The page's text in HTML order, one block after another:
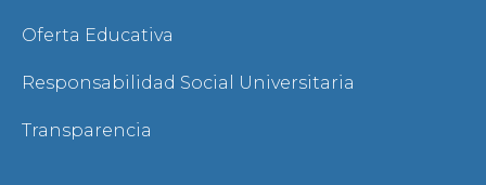
Oferta Educativa
Responsabilidad Social Universitaria
Transparencia